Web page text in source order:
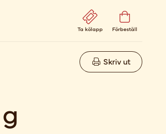
Ta kölapp Förbeställ
Skriv ut